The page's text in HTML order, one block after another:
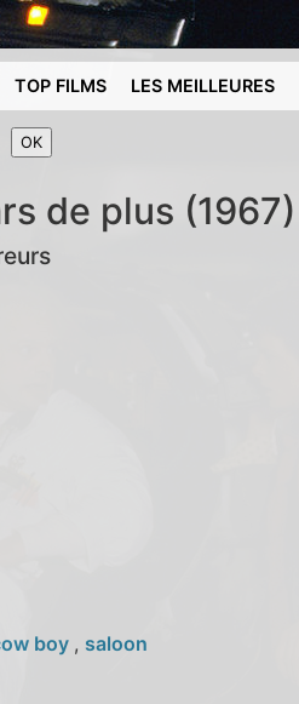
TOP FILMS LES MEILLEURES
de plus (1967)
boy , saloon